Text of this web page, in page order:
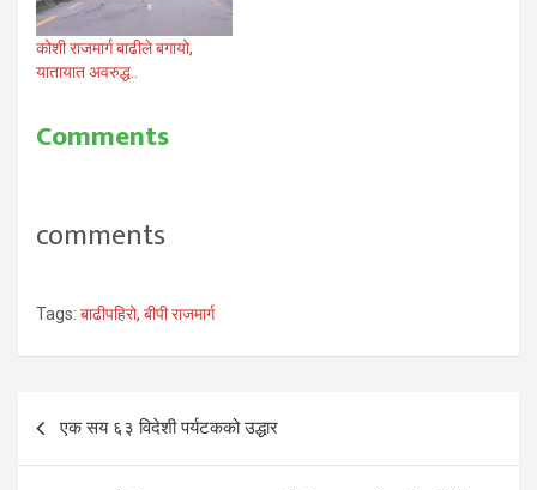
कोशी राजमार्ग बाढीले बगायो,
यातायात अवरुद्ध..
Comments
comments
Tags: बाढीपहिरो, बीपी राजमार्ग
Post
navigation
एक सय ६३ विदेशी पर्यटकको उद्धार